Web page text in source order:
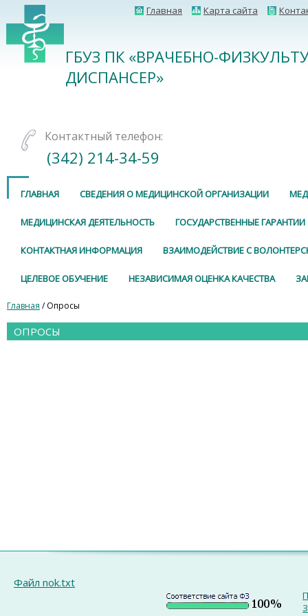
Главная Карта сайта
ГБУЗ ПК «ВРАЧЕБНО-
ДИСПАНСЕР»
Контактный телефон:
(342) 214-34-59
ГЛАВНАЯ СВЕДЕНИЯ О МЕДИЦИНСКОЙ ОРГАНИЗАЦИИ
МЕДИЦИНСКАЯ ДЕЯТЕЛЬНОСТЬ ГОСУДАРСТВЕННЫЕ ГАРАНТИИ
КОНТАКТНАЯ ИНФОРМАЦИЯ ВЗАИМОДЕЙСТВИЕ С
ЦЕЛЕВОЕ ОБУЧЕНИЕ НЕЗАВИСИМАЯ ОЦЕНКА КАЧЕСТВА
Главная / Опросы
ОПРОСЫ
Файл nok.txt